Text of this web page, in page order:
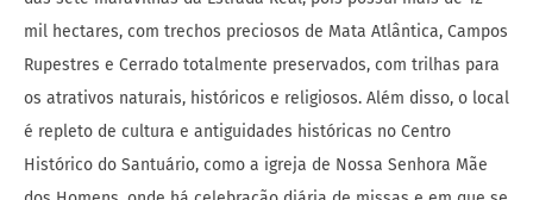
mil hectares, com trechos preciosos de Mata Atlântica, Campos
Rupestres e Cerrado totalmente preservados, com trilhas para
os atrativos naturais, históricos e religiosos. Além disso, o local
é repleto de cultura e antiguidades históricas no Centro
Histórico do Santuário, como a igreja de Nossa Senhora Mãe